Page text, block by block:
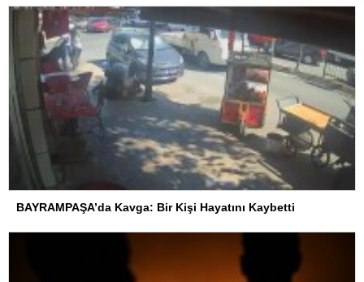
BAYRAMPAŞA’da Kavga: Bir Kişi Hayatını Kaybetti